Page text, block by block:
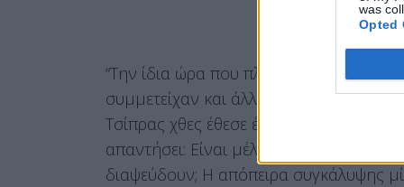
was
Opted
“Την ίδια ώρα που πληθαίνουν οι
συμμετείχαν και άλλοι αστυνομικοί
Τσίπρας χθες έθεσε ένα σαφές
απαντήσει: Είναι μέλος της ΝΔ ο
διαψεύδουν; Η απόπειρα συγκάλυψης